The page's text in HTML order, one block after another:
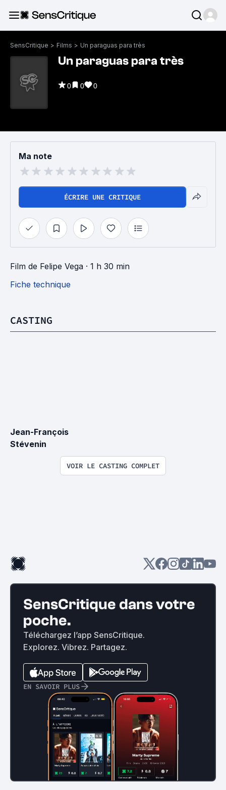
SensCritique > Films > Un paraguas para très
Un paraguas para très
0 0 0
Ma note
ÉCRIRE UNE CRITIQUE
Film de Felipe Vega · 1 h 30 min
Fiche technique
CASTING
Jean-François
Stévenin
VOIR LE CASTING COMPLET
SensCritique dans votre
poche.
Téléchargez l’app SensCritique.
Explorez. Vibrez. Partagez.
EN SAVOIR PLUS